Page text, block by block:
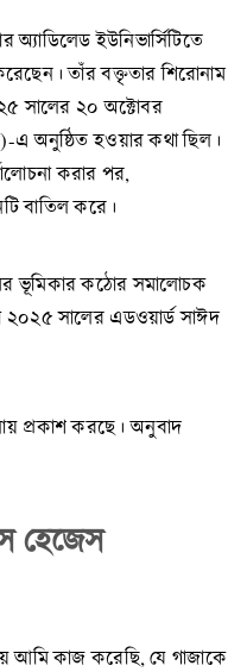
অ্যাডিলেড ইউনিভার্সিটিতে
তাঁর বক্তৃতার শিরোনাম
সালের ২০ অক্টোবর
এ অনুষ্ঠিত হওয়ার কথা ছিল।
করার পর,
বাতিল করে।
ভূমিকার কঠোর সমালোচক
সালের এডওয়ার্ড সাঈদ
প্রকাশ করছে। অনুবাদ
হেজেস
আমি কাজ করেছি, যে গাজাকে